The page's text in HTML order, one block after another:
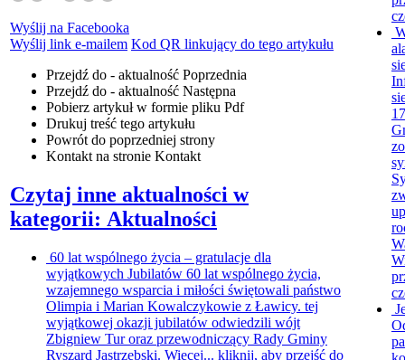
Wyślij na Facebooka
Wyślij link e-mailem Kod QR linkujący do tego artykułu
Przejdź do - aktualność Poprzednia
Przejdź do - aktualność Następna
Pobierz artykuł w formie pliku Pdf
Drukuj treść tego artykułu
Powrót do poprzedniej strony
Kontakt na stronie Kontakt
Czytaj inne aktualności w
kategorii: Aktualności
60 lat wspólnego życia – gratulacje dla
wyjątkowych Jubilatów 60 lat wspólnego życia,
wzajemnego wsparcia i miłości świętowali państwo
Olimpia i Marian Kowalczykowie z Ławicy. tej
wyjątkowej okazji jubilatów odwiedzili wójt
Zbigniew Tur oraz przewodniczący Rady Gminy
Ryszard Jastrzębski. Więcej... kliknij, aby przejść do